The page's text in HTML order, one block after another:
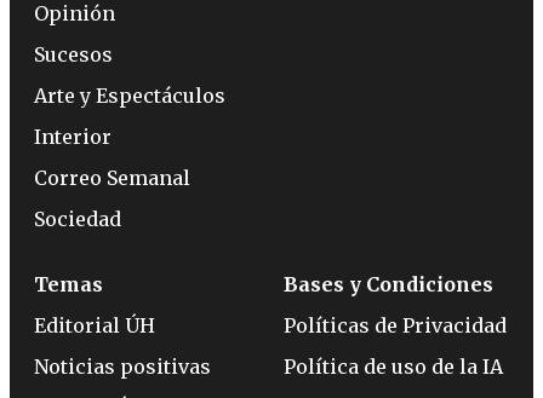
Opinión
Sucesos
Arte y Espectáculos
Interior
Correo Semanal
Sociedad
Temas
Editorial ÚH
Noticias positivas
Bases y Condiciones
Políticas de Privacidad
Política de uso de la IA